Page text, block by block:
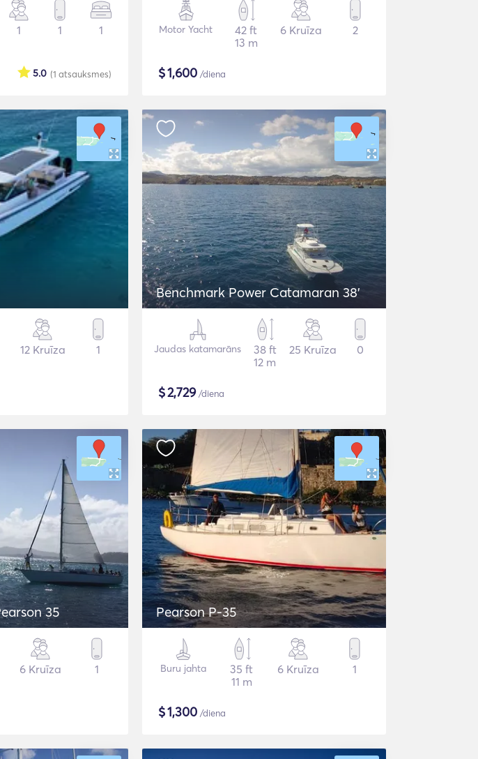
1 1 1
(1 atsauksmes)
5.0
Motor Yacht
42 ft
13 m
6 Kruīza 2
$1,600 /diena
12 Kruīza 1
Benchmark Power Catamaran 38'
Jaudas katamarāns
38 ft
12 m
25 Kruīza 0
$2,729/diena
35
6 Kruīza 1
Pearson P-35
Buru jahta
35 ft
11 m
6 Kruīza 1
$1,300 /diena